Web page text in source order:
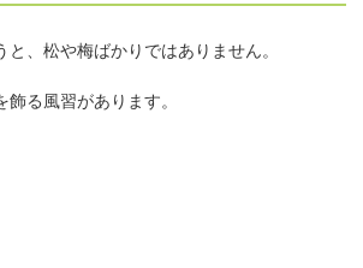
と、松や梅ばかりではありません。
る風習があります。